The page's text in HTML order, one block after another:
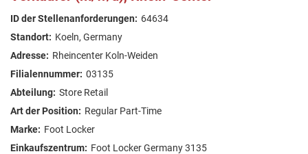
FAQ
ARBEIT SUCHEN
64634
Koeln, Germany
Rheincenter Koln-Weiden
03135
Store Retail
Regular Part-Time
Foot Locker
Foot Locker Germany 3135